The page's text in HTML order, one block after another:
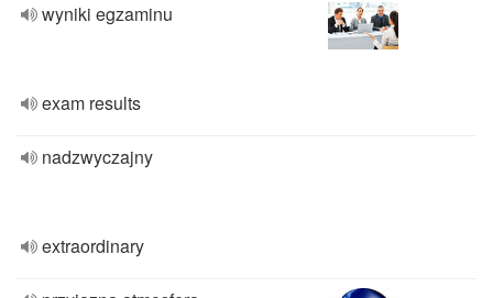
wyniki egzaminu
exam results
nadzwyczajny
extraordinary